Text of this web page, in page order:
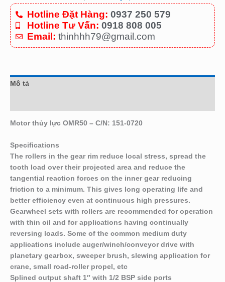
Hotline Đặt Hàng: 0937 250 579
Hotline Tư Vấn: 0918 808 005
Email: thinhhh79@gmail.com
Mô tả
Motor thủy lực OMR50 – C/N: 151-0720
Specifications
The rollers in the gear rim reduce local stress, spread the
tooth load over their projected area and reduce the
tangential reaction forces on the inner gear reducing
friction to a minimum. This gives long operating life and
better efficiency even at continuous high pressures.
Gearwheel sets with rollers are recommended for operation
with thin oil and for applications having continually
reversing loads. Some of the common medium duty
applications include auger/winch/conveyor drive with
planetary gearbox, sweeper brush, slewing application for
crane, small road-roller propel, etc
Splined output shaft 1″ with 1/2 BSP side ports